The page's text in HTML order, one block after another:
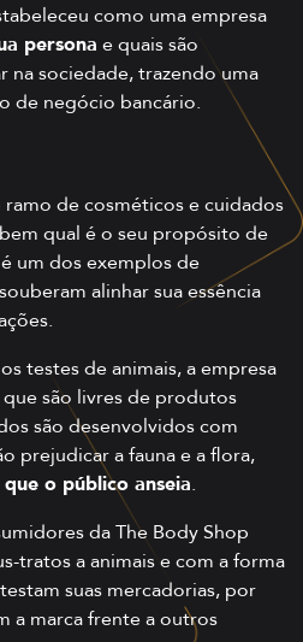
como uma empresa
persona e quais são
na sociedade, trazendo uma
de negócio bancário.
de cosméticos e cuidados
qual é o seu propósito de
um dos exemplos de
alinhar sua essência
testes de animais, a empresa
são livres de produtos
são desenvolvidos com
prejudicar a fauna e a flora,
o público anseia.
da The Body Shop
tratos a animais e com a forma
suas mercadorias, por
a marca frente a outros